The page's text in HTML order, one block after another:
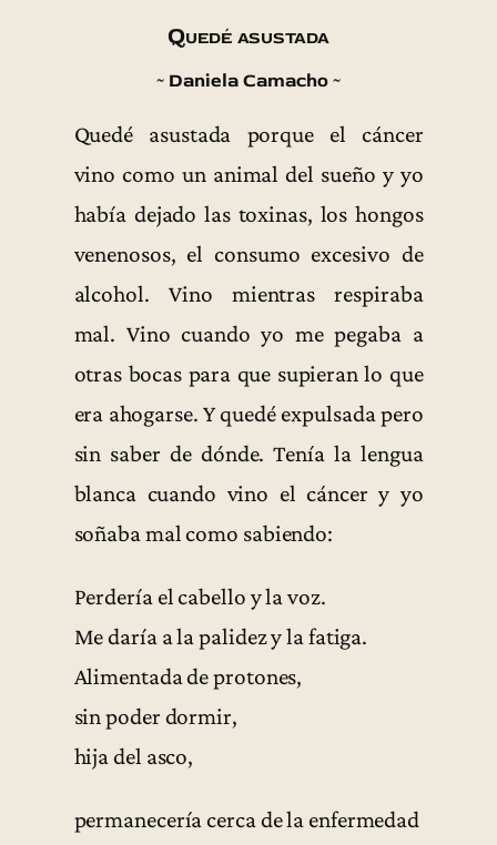
Quedé asustada
~ Daniela Camacho ~
Quedé asustada porque el cáncer
vino como un animal del sueño y yo
había dejado las toxinas, los hongos
venenosos, el consumo excesivo de
alcohol. Vino mientras respiraba
mal. Vino cuando yo me pegaba a
otras bocas para que supieran lo que
era ahogarse. Y quedé expulsada pero
sin saber de dónde. Tenía la lengua
blanca cuando vino el cáncer y yo
soñaba mal como sabiendo:
Perdería el cabello y la voz.
Me daría a la palidez y la fatiga.
Alimentada de protones,
sin poder dormir,
hija del asco,
permanecería cerca de la enfermedad